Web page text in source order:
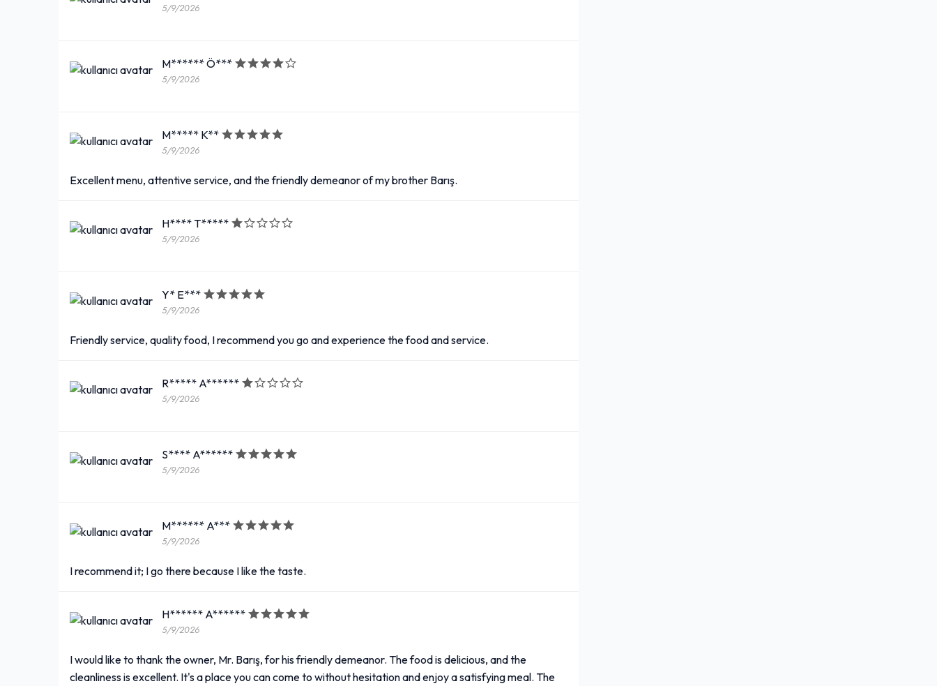
5/9/2026
M****** Ö***
5/9/2026
M***** K**
5/9/2026
Excellent menu, attentive service, and the friendly demeanor of my brother Barış.
H**** T*****
5/9/2026
Y* E***
5/9/2026
Friendly service, quality food, I recommend you go and experience the food and service.
R***** A******
5/9/2026
S**** A******
5/9/2026
M****** A***
5/9/2026
I recommend it; I go there because I like the taste.
H****** A******
5/9/2026
I would like to thank the owner, Mr. Barış, for his friendly demeanor. The food is delicious, and the
cleanliness is excellent. It's a place you can come to without hesitation and enjoy a satisfying meal. The